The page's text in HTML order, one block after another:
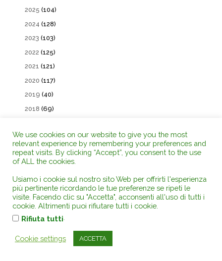
2025 (104)
2024 (128)
2023 (103)
2022 (125)
2021 (121)
2020 (117)
2019 (40)
2018 (69)
Iscriviti alla NewsLetter GRATUITA
Email
Procedendo accetti la privacy policy
LIBRERIA ON LINE
We use cookies on our website to give you the most
relevant experience by remembering your preferences and
repeat visits. By clicking “Accept”, you consent to the use
of ALL the cookies.
Usiamo i cookie sul nostro sito Web per offrirti l'esperienza
più pertinente ricordando le tue preferenze se ripeti le
visite. Facendo clic su "Accetta", acconsenti all'uso di tutti i
cookie. Altrimenti puoi rifiutare tutti i cookie.
Rifiuta tutti
Cookie settings ACCETTA